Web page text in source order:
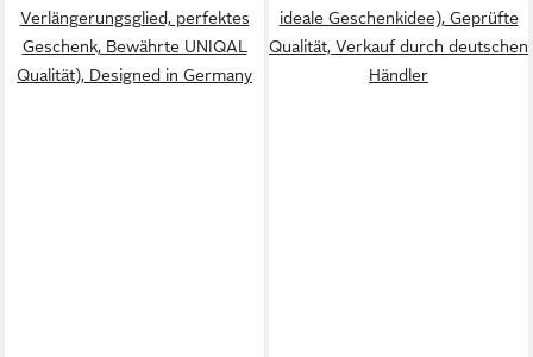
Verlängerungsglied, perfektes
Geschenk, Bewährte UNIQAL
Qualität), Designed in Germany
ideale Geschenkidee), Geprüfte
Qualität, Verkauf durch deutschen
Händler